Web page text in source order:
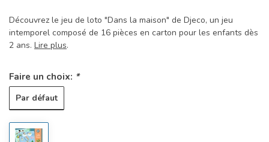
Découvrez le jeu de loto "Dans la maison" de Djeco, un jeu
intemporel composé de 16 pièces en carton pour les enfants dès
2 ans. Lire plus.
Faire un choix: *
Par défaut